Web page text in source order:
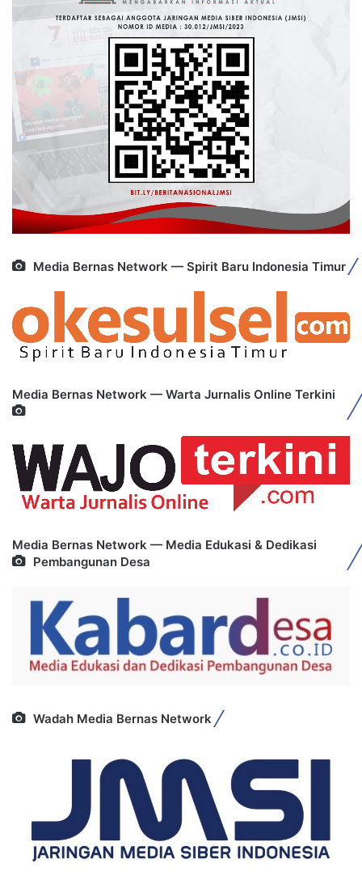
Media Bernas Network — Spirit Baru Indonesia Timur
Media Bernas Network — Warta Jurnalis Online Terkini
Media Bernas Network — Media Edukasi & Dedikasi
Pembangunan Desa
Wadah Media Bernas Network